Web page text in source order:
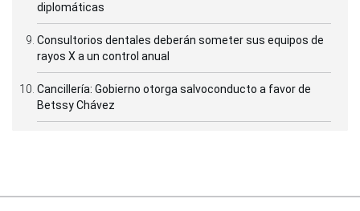
diplomáticas
Consultorios dentales deberán someter sus equipos de
rayos X a un control anual
Cancillería: Gobierno otorga salvoconducto a favor de
Betssy Chávez